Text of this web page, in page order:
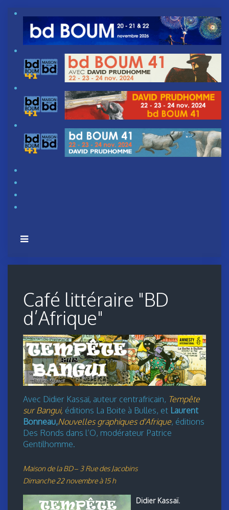
Café littéraire "BD
d’Afrique"
Avec Didier Kassaï, auteur centrafricain, Tempête
sur Bangui, éditions La Boite à Bulles, et Laurent
Bonneau,Nouvelles graphiques d'Afrique, éditions
Des Ronds dans l’O, modérateur Patrice
Gentilhomme.
Maison de la BD – 3 Rue des Jacobins
Dimanche 22 novembre à 15 h
Didier Kassaï.